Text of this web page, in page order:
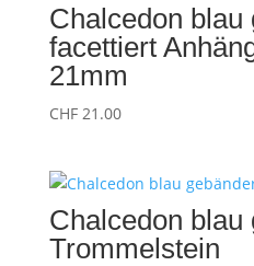
Chalcedon blau
facettiert
21mm
CHF21.00
Chalcedon blau
Trommelstein